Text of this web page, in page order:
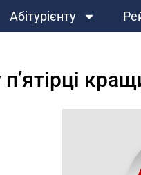
Абітурієнту